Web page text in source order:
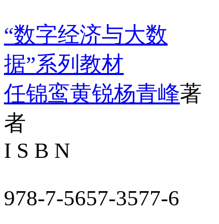
“数字经济与大数
据”系列教材
任锦鸾黄锐杨青峰著
者
I S B N
978-7-5657-3577-6